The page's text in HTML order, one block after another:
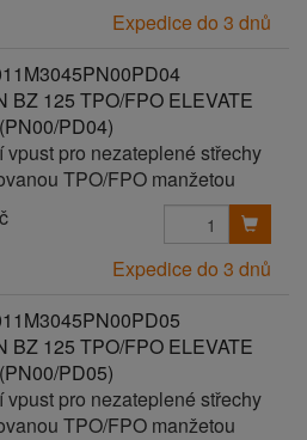
Expedice do 3 dnů
BZ 125 TPO/FPO ELEVATE
PD04)
vpust pro nezateplené střechy
TPO/FPO manžetou
Expedice do 3 dnů
BZ 125 TPO/FPO ELEVATE
PD05)
vpust pro nezateplené střechy
TPO/FPO manžetou